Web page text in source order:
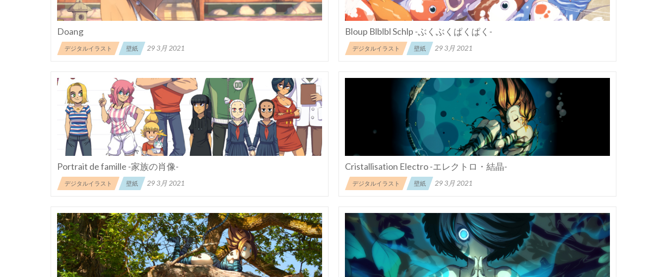
Doang
デジタルイラスト 壁紙 29 3月 2021
Bloup Blblbl Schlp -ぶくぶくぱくぱく-
デジタルイラスト 壁紙 29 3月 2021
Portrait de famille -家族の肖像-
デジタルイラスト 壁紙 29 3月 2021
Cristallisation Electro -エレクトロ・結晶-
デジタルイラスト 壁紙 29 3月 2021